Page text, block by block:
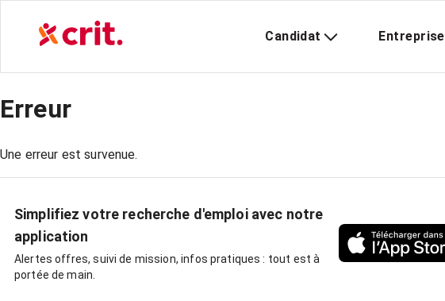
Candidat Entreprise
Erreur
Une erreur est survenue.
Simplifiez votre recherche d'emploi avec notre
application
Alertes offres, suivi de mission, infos pratiques : tout est à
portée de main.